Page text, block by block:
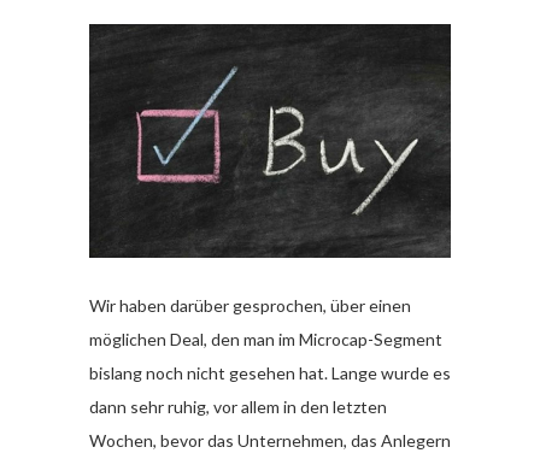
Wir haben darüber gesprochen, über einen
möglichen Deal, den man im Microcap-Segment
bislang noch nicht gesehen hat. Lange wurde es
dann sehr ruhig, vor allem in den letzten
Wochen, bevor das Unternehmen, das Anlegern